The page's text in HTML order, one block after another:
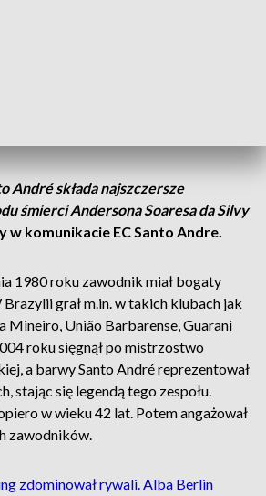
André składa najszczersze
śmierci Andersona Soaresa da Silvy
w komunikacie EC Santo Andre.
1980 roku zawodnik miał bogaty
grał m.in. w takich klubach jak
Mineiro, União Barbarense, Guarani
roku sięgnął po mistrzostwo
a barwy Santo André reprezentował
stając się legendą tego zespołu.
w wieku 42 lat. Potem angażował
zawodników.
zdominował rywali. Alba Berlin